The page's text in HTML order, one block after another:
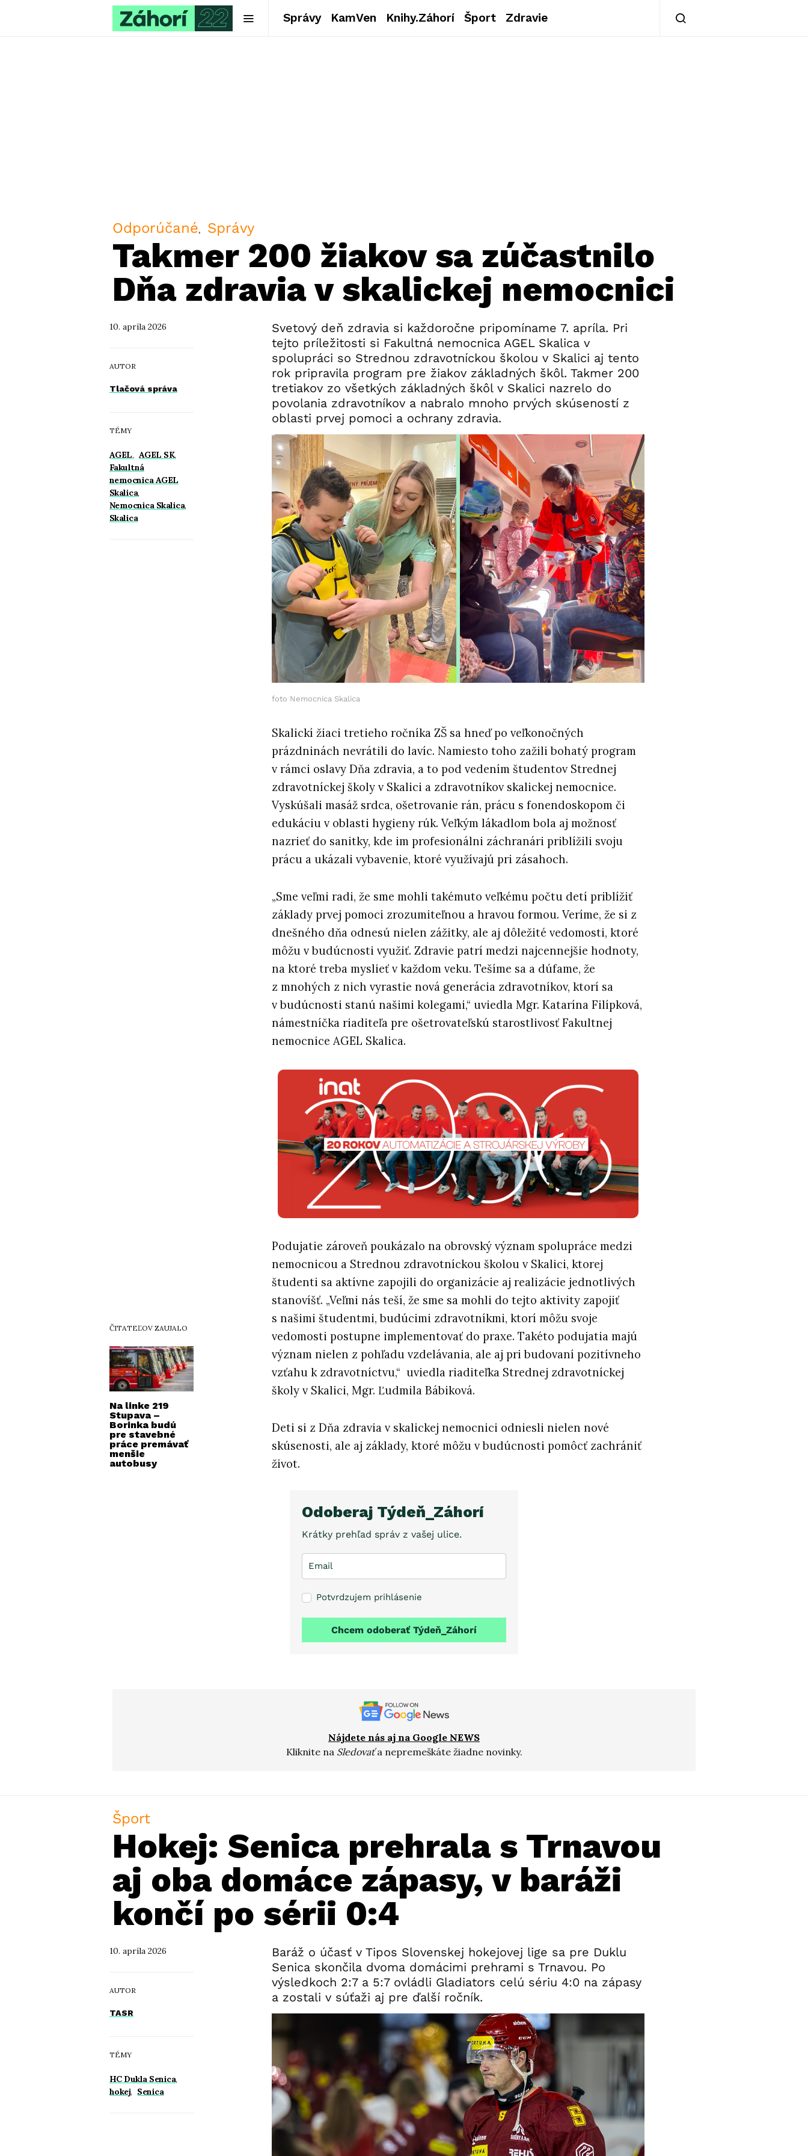
Správy KamVen Knihy.Záhorí Šport Zdravie
Odporúčané Správy
Takmer 200 žiakov sa zúčastnilo
Dňa zdravia v skalickej nemocnici
ČITATEĽOV ZAUJALO
Na linke 219
Stupava –
Borinka budú
pre stavebné
práce premávať
menšie
autobusy
10. apríla 2026
AUTOR
Tlačová správa
TÉMY
AGEL, AGEL SK,
Fakultná
nemocnica AGEL
Skalica,
Nemocnica Skalica,
Skalica
Svetový deň zdravia si každoročne pripomíname 7. apríla. Pri
tejto príležitosti si Fakultná nemocnica AGEL Skalica v
spolupráci so Strednou zdravotníckou školou v Skalici aj tento
rok pripravila program pre žiakov základných škôl. Takmer 200
tretiakov zo všetkých základných škôl v Skalici nazrelo do
povolania zdravotníkov a nabralo mnoho prvých skúseností z
oblasti prvej pomoci a ochrany zdravia.
foto Nemocnica Skalica
Skalickí žiaci tretieho ročníka ZŠ sa hneď po veľkonočných
prázdninách nevrátili do lavíc. Namiesto toho zažili bohatý program
v rámci oslavy Dňa zdravia, a to pod vedením študentov Strednej
zdravotníckej školy v Skalici a zdravotníkov skalickej nemocnice.
Vyskúšali masáž srdca, ošetrovanie rán, prácu s fonendoskopom či
edukáciu v oblasti hygieny rúk. Veľkým lákadlom bola aj možnosť
nazrieť do sanitky, kde im profesionálni záchranári priblížili svoju
prácu a ukázali vybavenie, ktoré využívajú pri zásahoch.
„Sme veľmi radi, že sme mohli takémuto veľkému počtu detí priblížiť
základy prvej pomoci zrozumiteľnou a hravou formou. Veríme, že si z
dnešného dňa odnesú nielen zážitky, ale aj dôležité vedomosti, ktoré
môžu v budúcnosti využiť. Zdravie patrí medzi najcennejšie hodnoty,
na ktoré treba myslieť v každom veku. Tešíme sa a dúfame, že
z mnohých z nich vyrastie nová generácia zdravotníkov, ktorí sa
v budúcnosti stanú našimi kolegami,“ uviedla Mgr. Katarína Filípková,
námestníčka riaditeľa pre ošetrovateľskú starostlivosť Fakultnej
nemocnice AGEL Skalica.
Podujatie zároveň poukázalo na obrovský význam spolupráce medzi
nemocnicou a Strednou zdravotníckou školou v Skalici, ktorej
študenti sa aktívne zapojili do organizácie aj realizácie jednotlivých
stanovíšť. „Veľmi nás teší, že sme sa mohli do tejto aktivity zapojiť
s našimi študentmi, budúcimi zdravotníkmi, ktorí môžu svoje
vedomosti postupne implementovať do praxe. Takéto podujatia majú
význam nielen z pohľadu vzdelávania, ale aj pri budovaní pozitívneho
vzťahu k zdravotníctvu,“ uviedla riaditeľka Strednej zdravotníckej
školy v Skalici, Mgr. Ľudmila Bábiková.
Deti si z Dňa zdravia v skalickej nemocnici odniesli nielen nové
skúsenosti, ale aj základy, ktoré môžu v budúcnosti pomôcť zachrániť
život.
Odoberaj Týdeň_Záhorí
Krátky prehľad správ z vašej ulice.
Potvrdzujem prihlásenie
Chcem odoberať Týdeň_Záhorí
Nájdete nás aj na Google NEWS
Kliknite na Sledovaťa nepremeškáte žiadne novinky.
Šport
Hokej: Senica prehrala s Trnavou
aj oba domáce zápasy, v baráži
končí po sérii 0:4
10. apríla 2026
AUTOR
TASR
TÉMY
HC Dukla Senica,
hokej, Senica
Baráž o účasť v Tipos Slovenskej hokejovej lige sa pre Duklu
Senica skončila dvoma domácimi prehrami s Trnavou. Po
výsledkoch 2:7 a 5:7 ovládli Gladiators celú sériu 4:0 na zápasy
a zostali v súťaži aj pre ďalší ročník.